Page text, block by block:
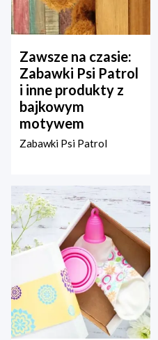
Zawsze na czasie:
Zabawki Psi Patrol
i inne produkty z
bajkowym
motywem
Zabawki Psi Patrol